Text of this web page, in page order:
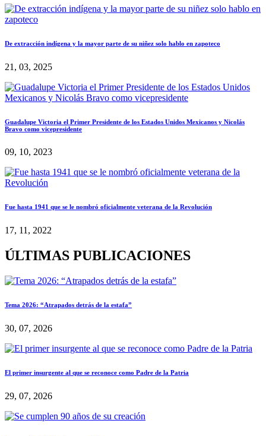
De extracción indígena y la mayor parte de su niñez solo hablo en zapoteco
21, 03, 2025
Guadalupe Victoria el Primer Presidente de los Estados Unidos Mexicanos y Nicolás
Bravo como vicepresidente
09, 10, 2023
Fue hasta 1941 que se le nombró oficialmente veterana de la Revolución
17, 11, 2022
ÚLTIMAS PUBLICACIONES
Tema 2026: “Atrapados detrás de la estafa”
30, 07, 2026
El primer insurgente al que se reconoce como Padre de la Patria
29, 07, 2026